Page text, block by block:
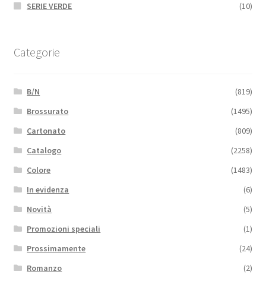
SERIE VERDE
(10)
Categorie
B/N
(819)
Brossurato
(1495)
Cartonato
(809)
Catalogo
(2258)
Colore
(1483)
In evidenza
(6)
Novità
(5)
Promozioni speciali
(1)
Prossimamente
(24)
Romanzo
(2)